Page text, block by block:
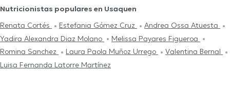
Nutricionistas populares en Usaquen
Renata Cortés
Estefania Gómez Cruz
Andrea Ossa Atuesta
Yadira Alexandra Diaz Molano
Melissa Payares Figueroa
Romina Sanchez
Laura Paola Muñoz Urrego
Valentina Bernal
Luisa Fernanda Latorre Martínez